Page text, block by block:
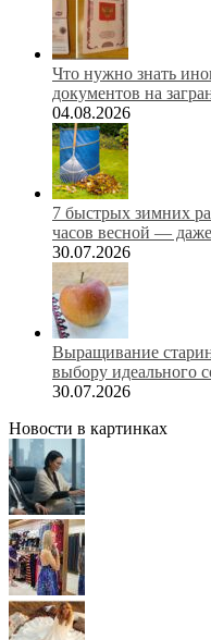
Что нужно знать
документов на
04.08.2026
7 быстрых зимних
часов весной —
30.07.2026
Выращивание
выбору идеального
30.07.2026
Новости в картинках